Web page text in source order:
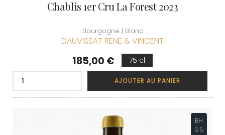
Chablis 1er Cru La Forest 2023
Bourgogne | Blanc
DAUVISSAT RENE & VINCENT
Prix
185,00 € 75 cl
AJOUTER AU PANIER
BH
95